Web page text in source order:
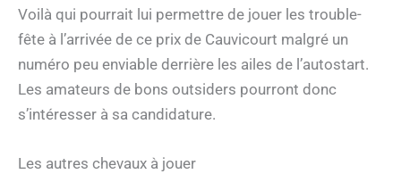
Voilà qui pourrait lui permettre de jouer les trouble-
fête à l’arrivée de ce prix de Cauvicourt malgré un
numéro peu enviable derrière les ailes de l’autostart.
Les amateurs de bons outsiders pourront donc
s’intéresser à sa candidature.
Les autres chevaux à jouer